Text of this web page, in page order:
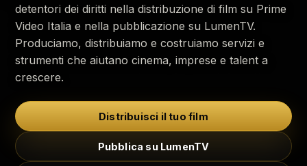
detentori dei diritti nella distribuzione di film su Prime
Video Italia e nella pubblicazione su LumenTV.
Produciamo, distribuiamo e costruiamo servizi e
strumenti che aiutano cinema, imprese e talent a
crescere.
Distribuisci il tuo film
Pubblica su LumenTV